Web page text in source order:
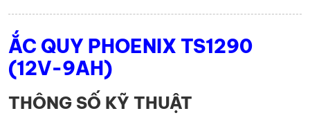
ẮC QUY PHOENIX TS1290
(12V-9AH)
THÔNG SỐ KỸ THUẬT